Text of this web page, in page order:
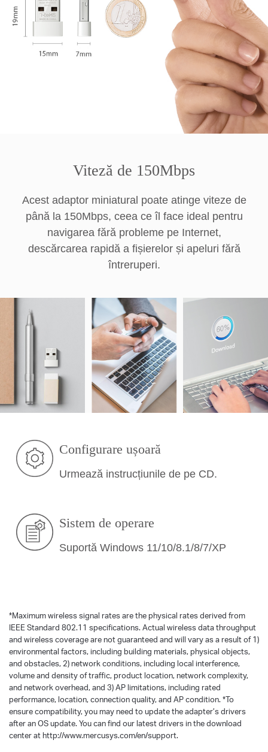
Viteză de 150Mbps
Acest adaptor miniatural poate atinge viteze de
până la 150Mbps, ceea ce îl face ideal pentru
navigarea fără probleme pe Internet,
descărcarea rapidă a fișierelor și apeluri fără
întreruperi.
Configurare ușoară
Urmează instrucțiunile de pe CD.
Sistem de operare
Suportă Windows 11/10/8.1/8/7/XP
*Maximum wireless signal rates are the physical rates derived from
IEEE Standard 802.11 specifications. Actual wireless data throughput
and wireless coverage are not guaranteed and will vary as a result of 1)
environmental factors, including building materials, physical objects,
and obstacles, 2) network conditions, including local interference,
volume and density of traffic, product location, network complexity,
and network overhead, and 3) AP limitations, including rated
performance, location, connection quality, and AP condition. *To
ensure compatibility, you may need to update the adapter’s drivers
after an OS update. You can find our latest drivers in the download
center at http://www.mercusys.com/en/support.